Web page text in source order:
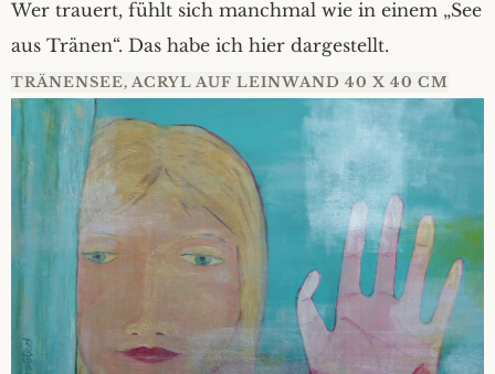
Wer trauert, fühlt sich manchmal wie in einem „See
aus Tränen“. Das habe ich hier dargestellt.
TRÄNENSEE, ACRYL AUF LEINWAND 40 X 40 CM